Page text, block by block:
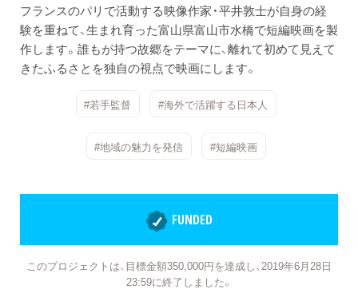
フランスのパリで活動する映像作家・平井敦士が自身の経
験を重ねて、生まれ育った富山県富山市水橋で短編映画を製
作します。誰もが持つ故郷をテーマに、離れて初めて見えて
きたふるさとを独自の視点で映画にします。
#若手監督 #海外で活躍する日本人
#地域の魅力を発信 #短編映画
FUNDED
このプロジェクトは、目標金額350,000円を達成し、2019年6月28日
23:59に終了しました。